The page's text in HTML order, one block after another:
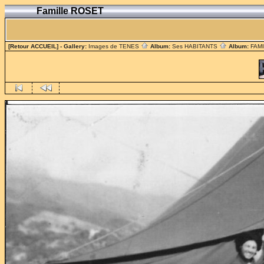
Famille ROSET
[Retour ACCUEIL] - Gallery: Images de TENES Album: Ses HABITANTS Album: